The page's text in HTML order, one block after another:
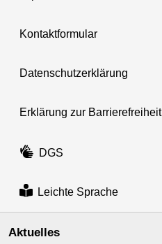
Kontaktformular
Datenschutzerklärung
Erklärung zur Barrierefreiheit
DGS
Leichte Sprache
Aktuelles